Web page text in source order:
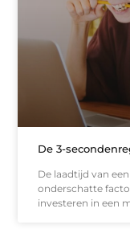
De 3-
De laadtijd van
onderschatte
investeren in een